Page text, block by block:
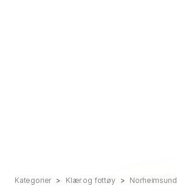
Kategorier Klær og fottøy
Norheimsund